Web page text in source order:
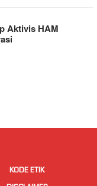
Aktivis HAM
KODE ETIK